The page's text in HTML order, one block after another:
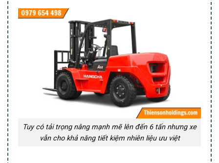
Tuy có tải trọng nâng mạnh mẽ lên đến 6 tấn nhưng xe
vẫn cho khả năng tiết kiệm nhiên liệu ưu việt